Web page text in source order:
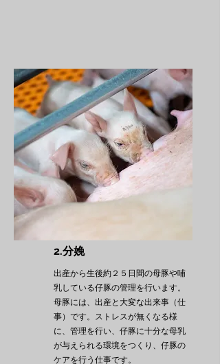
2.分娩
出産から生後約２５日間の母豚や哺
乳している仔豚の管理を行います。
母豚には、出産と大変な出来事（仕
事）です。ストレスが無くなる様
に、管理を行い、仔豚に十分な母乳
が与えられる環境をつくり、仔豚の
ケアを行う仕事です。